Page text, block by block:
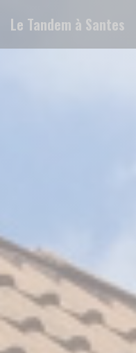
Le Tandem à Santes